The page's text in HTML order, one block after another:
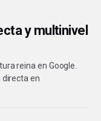
y multinivel
reina en Google.
directa en